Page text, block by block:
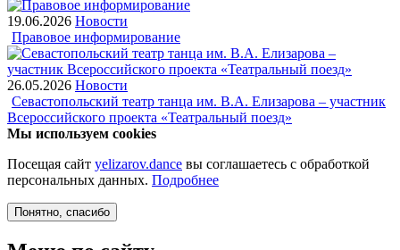
19.06.2026 Новости
Правовое информирование
26.05.2026 Новости
Севастопольский театр танца им. В.А. Елизарова – участник
Всероссийского проекта «Театральный поезд»
Мы используем cookies
Посещая сайт yelizarov.dance вы соглашаетесь с обработкой
персональных данных. Подробнее
Понятно , спасибо